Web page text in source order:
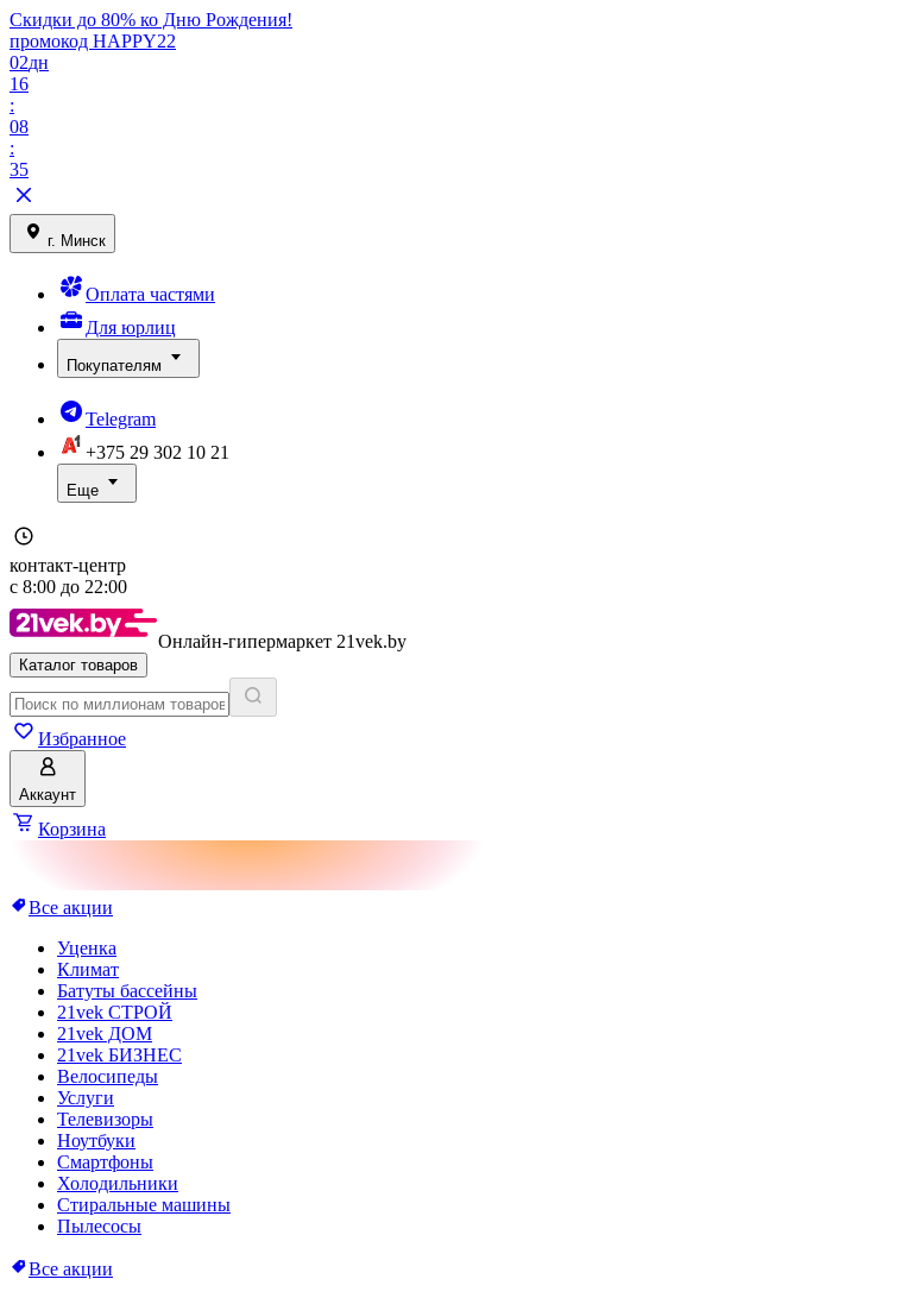
Скидки до 80% ко Дню Рождения!
промокод HAPPY22
02дн
16
:
08
:
35
г. Минск
Оплата частями
Для юрлиц
Покупателям
Telegram
+375 29 302 10 21
Еще
контакт-центр
с 8:00 до 22:00
Онлайн-гипермаркет 21vek.by
Каталог товаров
Избранное
Аккаунт
Корзина
Все акции
Уценка
Климат
Батуты бассейны
21vek СТРОЙ
21vek ДОМ
21vek БИЗНЕС
Велосипеды
Услуги
Телевизоры
Ноутбуки
Смартфоны
Холодильники
Стиральные машины
Пылесосы
Все акции